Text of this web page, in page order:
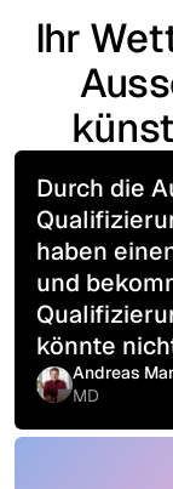
Ihr
Durch die
haben
und
könnte
Andreas
MD